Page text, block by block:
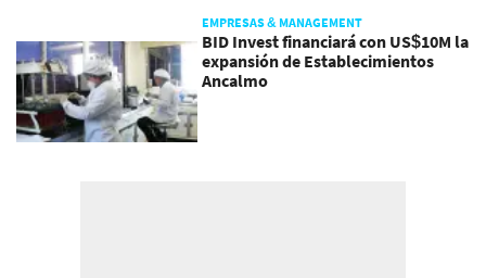
EMPRESAS & MANAGEMENT
BID Invest financiará con US$10M la
expansión de Establecimientos
Ancalmo